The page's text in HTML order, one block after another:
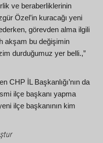
ve beraberliklerinin
Özel’in kuracağı yeni
görevden alma ilgili
akşam bu değişimin
durduğumuz yer belli.,”
CHP İL Başkanlığı’nın da
ilçe başkanı yapma
ilçe başkanının kim